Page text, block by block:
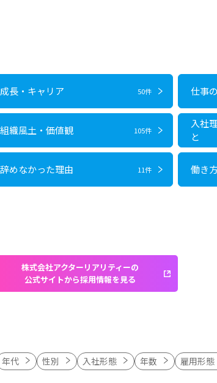
成長・キャリア 50件 仕事
組織風土・価値観 105件
入社
と
辞めなかった理由 11件 働き
株式会社アクターリアリティーの
公式サイトから採用情報を見る
年代 性別 入社形態 年数 雇用形態